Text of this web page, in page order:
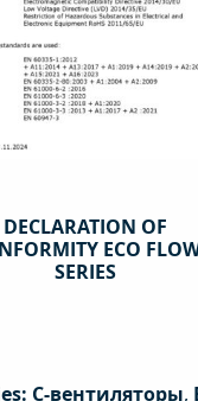
DECLARATION OF
ECO
SERIES
C-вентиляторы,